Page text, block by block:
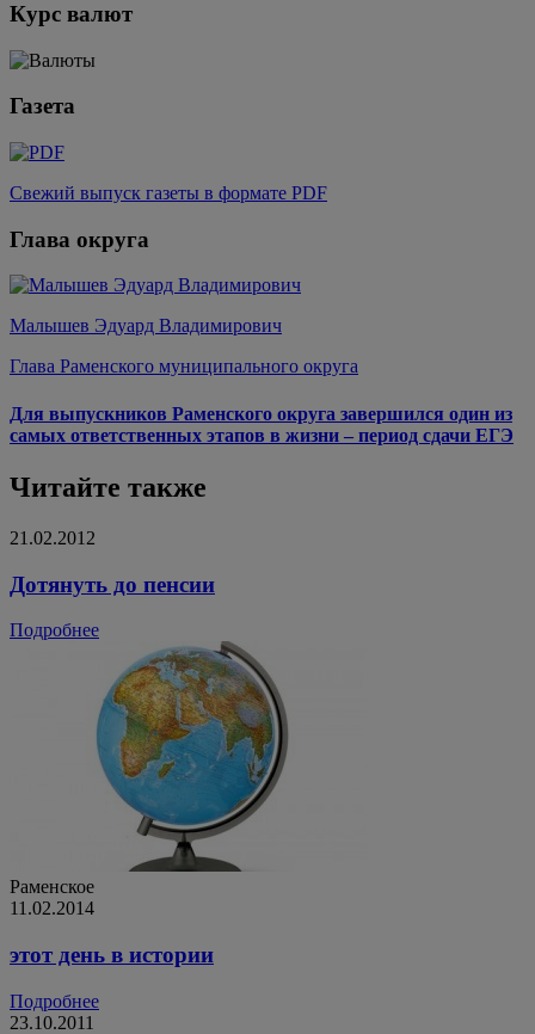
Курс валют
Газета
Свежий выпуск газеты в формате PDF
Глава округа
Малышев Эдуард Владимирович
Глава Раменского муниципального округа
Для выпускников Раменского округа завершился один из
самых ответственных этапов в жизни – период сдачи ЕГЭ
Читайте также
21.02.2012
Дотянуть до пенсии
Подробнее
Раменское
11.02.2014
этот день в истории
Подробнее
23.10.2011